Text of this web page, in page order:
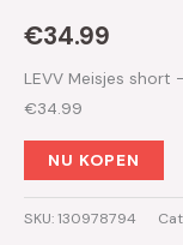
€34.99
LEVV Meisjes short
€34.99
NU KOPEN
SKU:130978794